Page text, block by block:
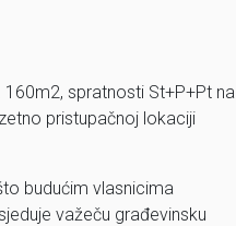
spratnosti St+P+Pt na
pristupačnoj lokaciji
budućim vlasnicima
važeču građevinsku